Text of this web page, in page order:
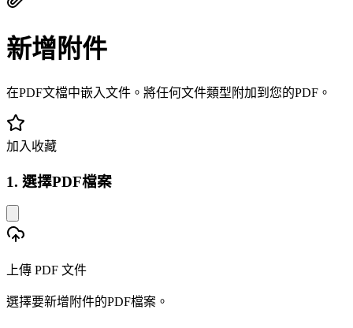
新增附件
在PDF文檔中嵌入文件。將任何文件類型附加到您的PDF。
加入收藏
1. 選擇PDF檔案
上傳 PDF 文件
選擇要新增附件的PDF檔案。